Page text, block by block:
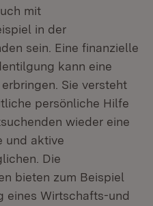
mit
in der
sein. Eine finanzielle
kann eine
Sie versteht
persönliche Hilfe
wieder eine
und aktive
Die
bieten zum Beispiel
eines Wirtschafts-und